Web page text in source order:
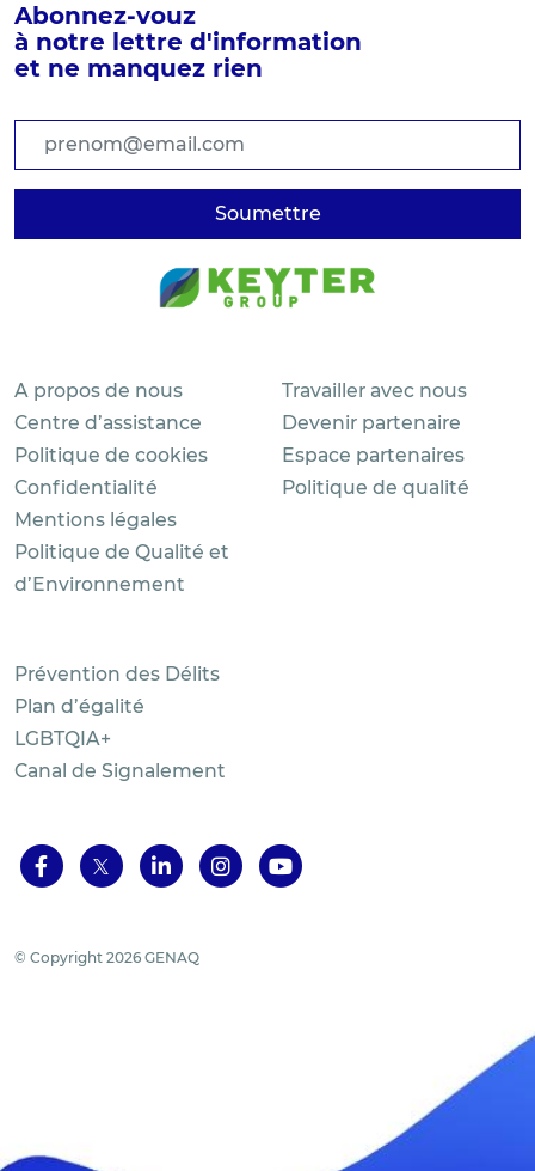
Abonnez-vouz
à notre lettre d'information
et ne manquez rien
A propos de nous
Centre d’assistance
Politique de cookies
Confidentialité
Mentions légales
Politique de Qualité et
d’Environnement
Travailler avec nous
Devenir partenaire
Espace partenaires
Politique de qualité
Prévention des Délits
Plan d’égalité
LGBTQIA+
Canal de Signalement
© Copyright 2026 GENAQ